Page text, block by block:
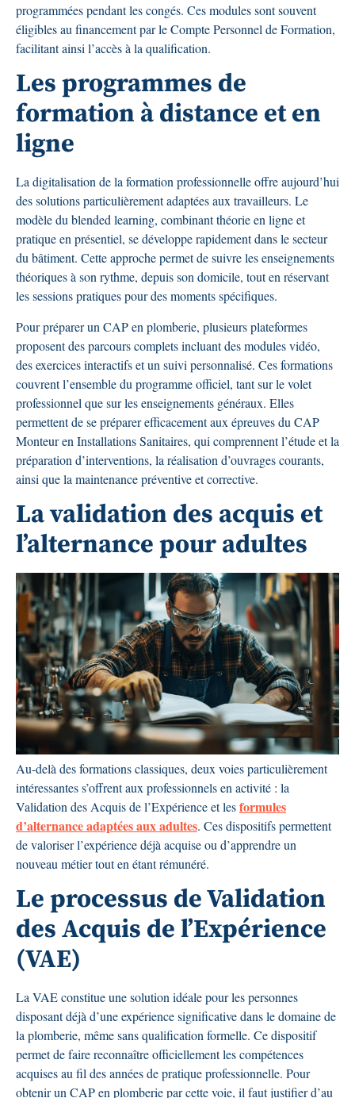
programmées pendant les congés. Ces modules sont souvent
éligibles au financement par le Compte Personnel de Formation,
facilitant ainsi l’accès à la qualification.
Les programmes de
formation à distance et en
ligne
La digitalisation de la formation professionnelle offre aujourd’hui
des solutions particulièrement adaptées aux travailleurs. Le
modèle du blended learning, combinant théorie en ligne et
pratique en présentiel, se développe rapidement dans le secteur
du bâtiment. Cette approche permet de suivre les enseignements
théoriques à son rythme, depuis son domicile, tout en réservant
les sessions pratiques pour des moments spécifiques.
Pour préparer un CAP en plomberie, plusieurs plateformes
proposent des parcours complets incluant des modules vidéo,
des exercices interactifs et un suivi personnalisé. Ces formations
couvrent l’ensemble du programme officiel, tant sur le volet
professionnel que sur les enseignements généraux. Elles
permettent de se préparer efficacement aux épreuves du CAP
Monteur en Installations Sanitaires, qui comprennent l’étude et la
préparation d’interventions, la réalisation d’ouvrages courants,
ainsi que la maintenance préventive et corrective.
La validation des acquis et
l’alternance pour adultes
Au-delà des formations classiques, deux voies particulièrement
intéressantes s’offrent aux professionnels en activité : la
Validation des Acquis de l’Expérience et lesformules
d’alternance adaptées aux adultes. Ces dispositifs permettent
de valoriser l’expérience déjà acquise ou d’apprendre un
nouveau métier tout en étant rémunéré.
Le processus de Validation
des Acquis de l’Expérience
(VAE)
La VAE constitue une solution idéale pour les personnes
disposant déjà d’une expérience significative dans le domaine de
la plomberie, même sans qualification formelle. Ce dispositif
permet de faire reconnaître officiellement les compétences
acquises au fil des années de pratique professionnelle. Pour
obtenir un CAP en plomberie par cette voie, il faut justifier d’au